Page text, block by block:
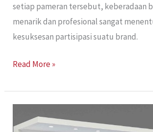
setiap pameran tersebut, keberadaan
menarik dan profesional sangat
kesuksesan partisipasi suatu brand.
Read More »
Booth